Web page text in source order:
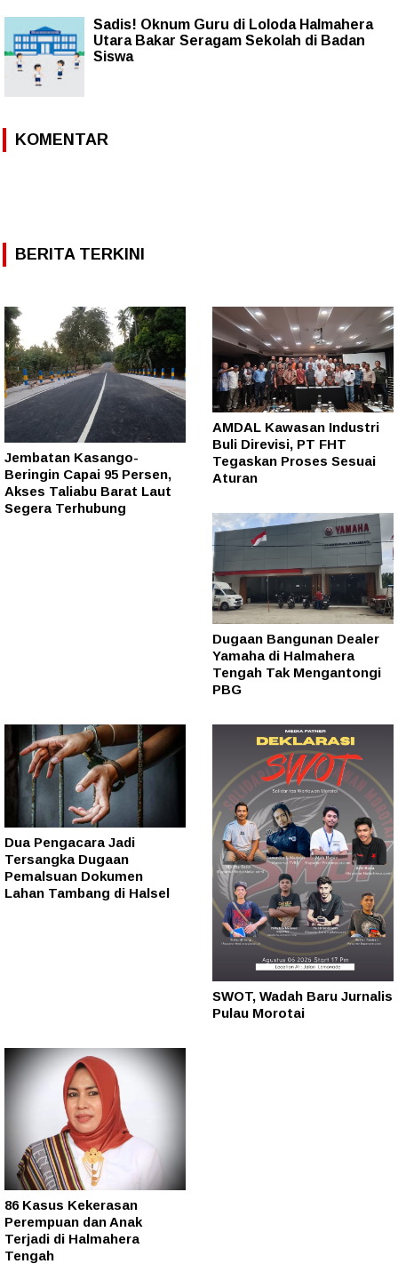
Sadis! Oknum Guru di Loloda Halmahera
Utara Bakar Seragam Sekolah di Badan
Siswa
KOMENTAR
BERITA TERKINI
Jembatan Kasango-
Beringin Capai 95 Persen,
Akses Taliabu Barat Laut
Segera Terhubung
AMDAL Kawasan Industri
Buli Direvisi, PT FHT
Tegaskan Proses Sesuai
Aturan
Dugaan Bangunan Dealer
Yamaha di Halmahera
Tengah Tak Mengantongi
PBG
Dua Pengacara Jadi
Tersangka Dugaan
Pemalsuan Dokumen
Lahan Tambang di Halsel
SWOT, Wadah Baru Jurnalis
Pulau Morotai
86 Kasus Kekerasan
Perempuan dan Anak
Terjadi di Halmahera
Tengah